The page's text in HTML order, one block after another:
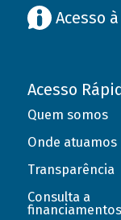
Acesso
Acesso
Quem somos
Onde atuamos
Transparência
Consulta a
financiamentos